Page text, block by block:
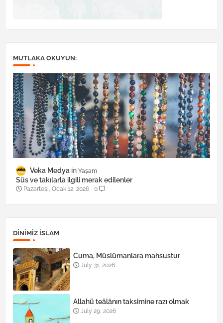
MUTLAKA OKUYUN:
Veka Medya Yaşam
Süs ve takılarla ilgili merak edilenler
Pazartesi, Ocak 12, 2026 0
DINIMIZ ISLAM
Cuma, Müslümanlara mahsustur
July 31, 2026
Allahü teâlânın taksimine razı olmak
July 29, 2026